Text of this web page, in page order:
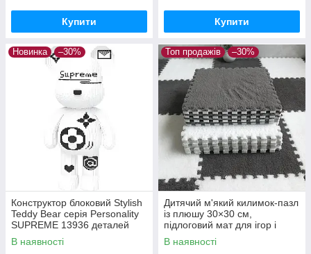
Купити Купити
Новинка –30%
Конструктор блоковий Stylish
Teddy Bear серія Personality
SUPREME 13936 деталей
В наявності
Топ продажів –30%
Дитячий м'який килимок-пазл
із плюшу 30×30 см,
підлоговий мат для ігор і
повзання, набір 10 шт., білий/
сірий
В наявності